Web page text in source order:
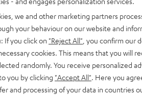
we and other marketing partners
your behaviour on our website and
If you click on "Reject All" , you confirm our
cookies. This means that you will
randomly. You receive personalized
you by clicking "Accept All" . Here you
and processing of your data in countries